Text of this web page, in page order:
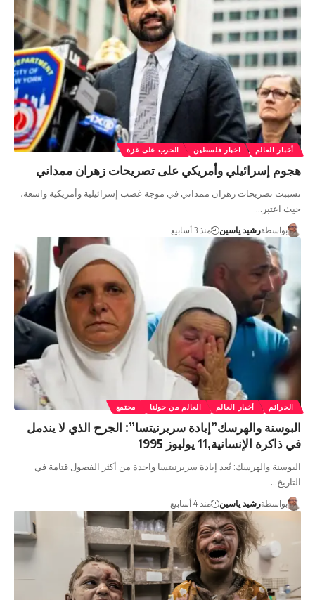
أخبار العالم اخبار فلسطين الحرب على غزة
هجوم إسرائيلي وأمريكي على تصريحات زهران ممداني
تسببت تصريحات زهران ممداني في موجة غضب إسرائيلية وأمريكية واسعة،
حيث اعتبر…
بواسطةرشيد ياسين منذ 3 أسابيع
الجرائم أخبار العالم العالم من حولنا مجتمع
البوسنة والهرسك”إبادة سربرنيتسا”: الجرح الذي لا يندمل
في ذاكرة الإنسانية,11 يوليوز 1995
البوسنة والهرسك: تُعد إبادة سربرنيتسا واحدة من أكثر الفصول قتامة في
التاريخ…
بواسطةرشيد ياسين منذ 4 أسابيع